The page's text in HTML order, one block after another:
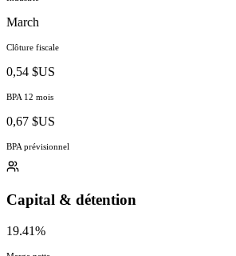
March
Clôture fiscale
0,54 $US
BPA 12 mois
0,67 $US
BPA prévisionnel
Capital & détention
19.41%